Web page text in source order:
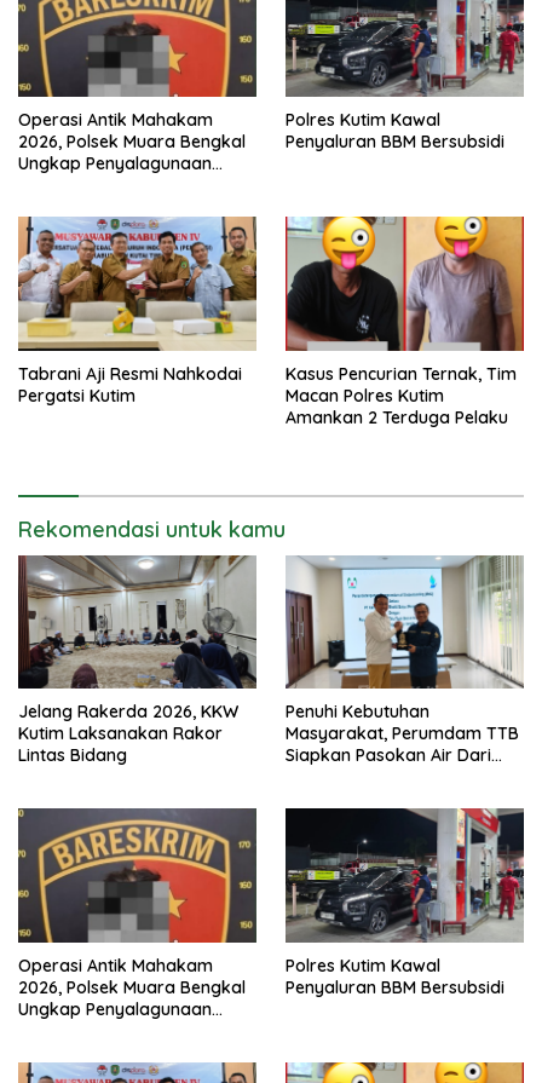
Operasi Antik Mahakam
2026, Polsek Muara Bengkal
Ungkap Penyalagunaan
Polres Kutim Kawal
Penyaluran BBM Bersubsidi
Tabrani Aji Resmi Nahkodai
Pergatsi Kutim
Kasus Pencurian Ternak, Tim
Macan Polres Kutim
Amankan 2 Terduga Pelaku
Rekomendasi untuk kamu
Jelang Rakerda 2026, KKW
Kutim Laksanakan Rakor
Lintas Bidang
Penuhi Kebutuhan
Masyarakat, Perumdam TTB
Siapkan Pasokan Air Dari
Operasi Antik Mahakam
2026, Polsek Muara Bengkal
Ungkap Penyalagunaan
Polres Kutim Kawal
Penyaluran BBM Bersubsidi